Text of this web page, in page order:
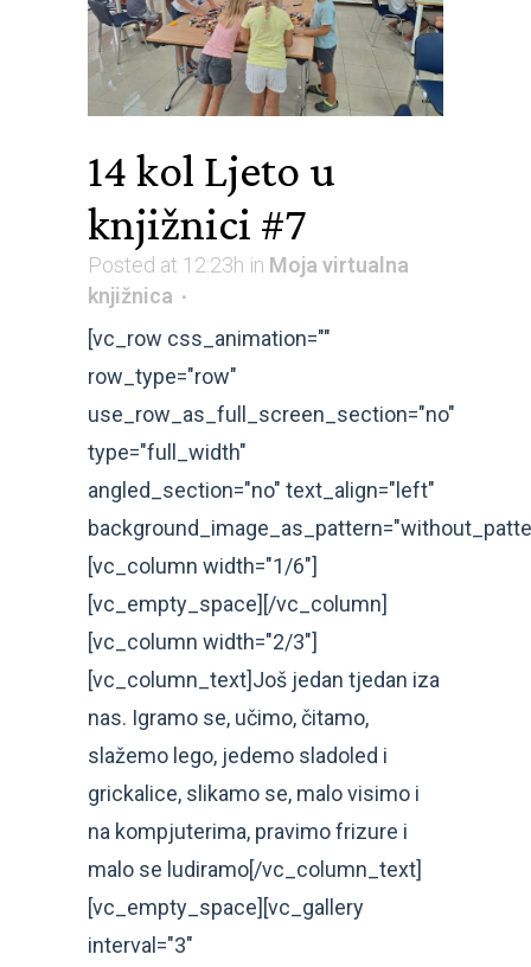
14 kol Ljeto u
knjižnici #7
Posted at 12:23h in Moja virtualna
knjižnica
[vc_row css_animation=""
row_type="row"
use_row_as_full_screen_section="no"
type="full_width"
angled_section="no" text_align="left"
[vc_column width="1/6"]
[vc_empty_space][/vc_column]
[vc_column width="2/3"]
[vc_column_text]Još jedan tjedan iza
nas. Igramo se, učimo, čitamo,
slažemo lego, jedemo sladoled i
grickalice, slikamo se, malo visimo i
na kompjuterima, pravimo frizure i
malo se ludiramo[/vc_column_text]
[vc_empty_space][vc_gallery
interval="3"